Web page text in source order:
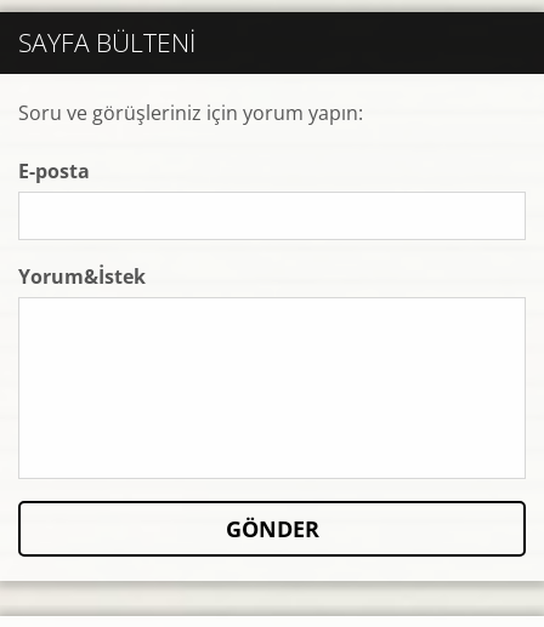
SAYFA BÜLTENI
Soru ve görüşleriniz için yorum yapın:
E-posta
Yorum&İstek